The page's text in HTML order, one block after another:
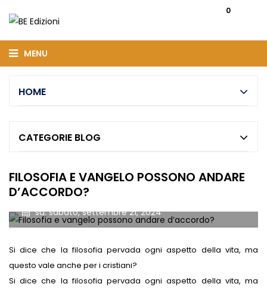
0
MENU
HOME
CATEGORIE BLOG
FILOSOFIA E VANGELO POSSONO ANDARE
D’ACCORDO?
in:Novità editoriali
su:sabato,settembre21,2024
Si dice che la filosofia pervada ogni aspetto della vita, ma
questo vale anche per i cristiani?
Si dice che la filosofia pervada ogni aspetto della vita, ma